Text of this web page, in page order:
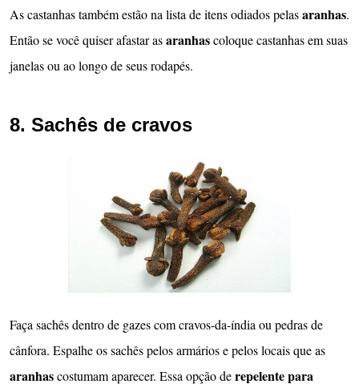
As castanhas também estão na lista de itens odiados pelasaranhas.
Então se você quiser afastar asaranhascoloque castanhas em suas
janelas ou ao longo de seus rodapés.
8. Sachês de cravos
Faça sachês dentro de gazes com cravos-da-índia ou pedras de
cânfora. Espalhe os sachês pelos armários e pelos locais que as
aranhascostumam aparecer. Essa opção derepelente para